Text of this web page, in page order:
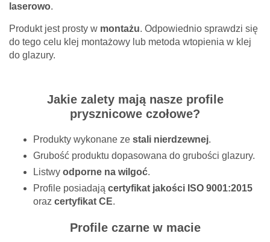
laserowo.
Produkt jest prosty w montażu. Odpowiednio sprawdzi się
do tego celu klej montażowy lub metoda wtopienia w klej
do glazury.
Jakie zalety mają nasze profile
prysznicowe czołowe?
Produkty wykonane ze stali nierdzewnej.
Grubość produktu dopasowana do grubości glazury.
Listwy odporne na wilgoć.
Profile posiadają certyfikat jakości ISO 9001:2015
oraz certyfikat CE.
Profile czarne w macie